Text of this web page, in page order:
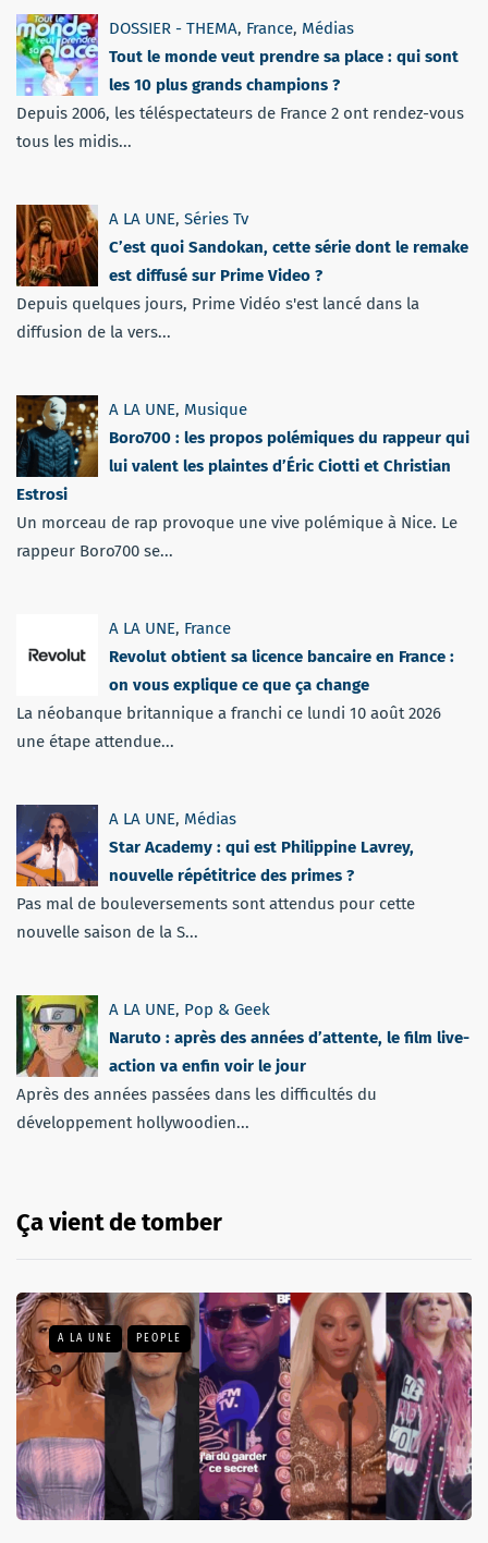
DOSSIER - THEMA, France, Médias
Tout le monde veut prendre sa place : qui sont
les 10 plus grands champions ?
Depuis 2006, les téléspectateurs de France 2 ont rendez-vous
tous les midis...
A LA UNE, Séries Tv
C’est quoi Sandokan, cette série dont le remake
est diffusé sur Prime Video ?
Depuis quelques jours, Prime Vidéo s'est lancé dans la
diffusion de la vers...
A LA UNE, Musique
Boro700 : les propos polémiques du rappeur qui
lui valent les plaintes d’Éric Ciotti et Christian
Estrosi
Un morceau de rap provoque une vive polémique à Nice. Le
rappeur Boro700 se...
A LA UNE, France
Revolut obtient sa licence bancaire en France :
on vous explique ce que ça change
La néobanque britannique a franchi ce lundi 10 août 2026
une étape attendue...
A LA UNE, Médias
Star Academy : qui est Philippine Lavrey,
nouvelle répétitrice des primes ?
Pas mal de bouleversements sont attendus pour cette
nouvelle saison de la S...
A LA UNE, Pop & Geek
Naruto : après des années d’attente, le film live-
action va enfin voir le jour
Après des années passées dans les difficultés du
développement hollywoodien...
Ça vient de tomber
A LA UNE PEOPLE